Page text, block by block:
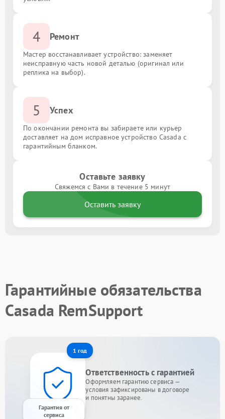
4 Ремонт
Мастер восстанавливает устройство: заменяет
неисправную часть новой деталью (оригинал или
реплика на выбор).
5 Успех
По окончании ремонта вы забираете или курьер
доставляет на дом исправное устройство Casada с
гарантийным бланком.
Оставьте заявку
Свяжемся с Вами в течение 5 минут
Оставить заявку
Гарантийные обязательства
Casada RemSupport
1 год
Гарантия от
сервиса
Ответственность с гарантией
Оформляем гарантию сервиса —
условия зафиксированы в договоре
и понятны заранее.